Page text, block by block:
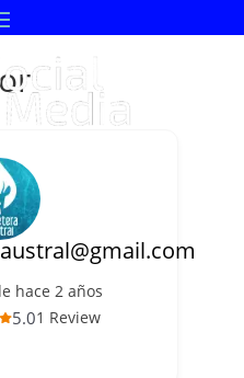
hace 2 años
5.01 Review